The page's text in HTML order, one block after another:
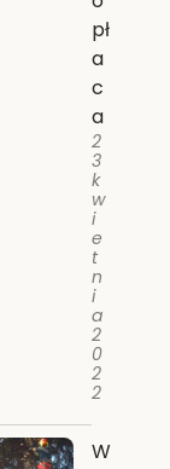
pł
a
c
a
2
3
k
w
i
e
t
n
i
a
2
0
2
2
W